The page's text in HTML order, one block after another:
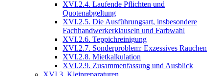
XVI.2.4. Laufende Pflichten und
Quotenabgeltung
XVI.2.5. Die Ausführungsart, insbesondere
Fachhandwerkerklauseln und Farbwahl
XVI.2.6. Teppichreinigung
XVI.2.7. Sonderproblem: Exzessives Rauchen
XVI.2.8. Mietkalkulation
XVI.2.9. Zusammenfassung und Ausblick
XVI.3. Kleinreparaturen